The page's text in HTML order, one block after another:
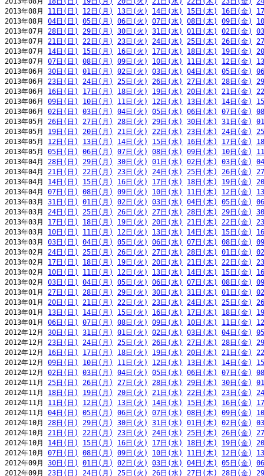
2013年08月 11日(日) 12日(月) 13日(火) 14日(水) 15日(木) 16日(金)
2013年08月 04日(日) 05日(月) 06日(火) 07日(水) 08日(木) 09日(金)
2013年07月 28日(日) 29日(月) 30日(火) 31日(水) 01日(木) 02日(金)
2013年07月 21日(日) 22日(月) 23日(火) 24日(水) 25日(木) 26日(金)
2013年07月 14日(日) 15日(月) 16日(火) 17日(水) 18日(木) 19日(金)
2013年07月 07日(日) 08日(月) 09日(火) 10日(水) 11日(木) 12日(金)
2013年06月 30日(日) 01日(月) 02日(火) 03日(水) 04日(木) 05日(金)
2013年06月 23日(日) 24日(月) 25日(火) 26日(水) 27日(木) 28日(金)
2013年06月 16日(日) 17日(月) 18日(火) 19日(水) 20日(木) 21日(金)
2013年06月 09日(日) 10日(月) 11日(火) 12日(水) 13日(木) 14日(金)
2013年06月 02日(日) 03日(月) 04日(火) 05日(水) 06日(木) 07日(金)
2013年05月 26日(日) 27日(月) 28日(火) 29日(水) 30日(木) 31日(金)
2013年05月 19日(日) 20日(月) 21日(火) 22日(水) 23日(木) 24日(金)
2013年05月 12日(日) 13日(月) 14日(火) 15日(水) 16日(木) 17日(金)
2013年05月 05日(日) 06日(月) 07日(火) 08日(水) 09日(木) 10日(金)
2013年04月 28日(日) 29日(月) 30日(火) 01日(水) 02日(木) 03日(金)
2013年04月 21日(日) 22日(月) 23日(火) 24日(水) 25日(木) 26日(金)
2013年04月 14日(日) 15日(月) 16日(火) 17日(水) 18日(木) 19日(金)
2013年04月 07日(日) 08日(月) 09日(火) 10日(水) 11日(木) 12日(金)
2013年03月 31日(日) 01日(月) 02日(火) 03日(水) 04日(木) 05日(金)
2013年03月 24日(日) 25日(月) 26日(火) 27日(水) 28日(木) 29日(金)
2013年03月 17日(日) 18日(月) 19日(火) 20日(水) 21日(木) 22日(金)
2013年03月 10日(日) 11日(月) 12日(火) 13日(水) 14日(木) 15日(金)
2013年03月 03日(日) 04日(月) 05日(火) 06日(水) 07日(木) 08日(金)
2013年02月 24日(日) 25日(月) 26日(火) 27日(水) 28日(木) 01日(金)
2013年02月 17日(日) 18日(月) 19日(火) 20日(水) 21日(木) 22日(金)
2013年02月 10日(日) 11日(月) 12日(火) 13日(水) 14日(木) 15日(金)
2013年02月 03日(日) 04日(月) 05日(火) 06日(水) 07日(木) 08日(金)
2013年01月 27日(日) 28日(月) 29日(火) 30日(水) 31日(木) 01日(金)
2013年01月 20日(日) 21日(月) 22日(火) 23日(水) 24日(木) 25日(金)
2013年01月 13日(日) 14日(月) 15日(火) 16日(水) 17日(木) 18日(金)
2013年01月 06日(日) 07日(月) 08日(火) 09日(水) 10日(木) 11日(金)
2012年12月 30日(日) 31日(月) 01日(火) 02日(水) 03日(木) 04日(金)
2012年12月 23日(日) 24日(月) 25日(火) 26日(水) 27日(木) 28日(金)
2012年12月 16日(日) 17日(月) 18日(火) 19日(水) 20日(木) 21日(金)
2012年12月 09日(日) 10日(月) 11日(火) 12日(水) 13日(木) 14日(金)
2012年12月 02日(日) 03日(月) 04日(火) 05日(水) 06日(木) 07日(金)
2012年11月 25日(日) 26日(月) 27日(火) 28日(水) 29日(木) 30日(金)
2012年11月 18日(日) 19日(月) 20日(火) 21日(水) 22日(木) 23日(金)
2012年11月 11日(日) 12日(月) 13日(火) 14日(水) 15日(木) 16日(金)
2012年11月 04日(日) 05日(月) 06日(火) 07日(水) 08日(木) 09日(金)
2012年10月 28日(日) 29日(月) 30日(火) 31日(水) 01日(木) 02日(金)
2012年10月 21日(日) 22日(月) 23日(火) 24日(水) 25日(木) 26日(金)
2012年10月 14日(日) 15日(月) 16日(火) 17日(水) 18日(木) 19日(金)
2012年10月 07日(日) 08日(月) 09日(火) 10日(水) 11日(木) 12日(金)
2012年09月 30日(日) 01日(月) 02日(火) 03日(水) 04日(木) 05日(金)
2012年09月 23日(日) 24日(月) 25日(火) 26日(水) 27日(木) 28日(金)